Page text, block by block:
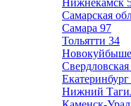
Нижнекамск
Самарская
Самара 97
Тольятти 34
Свердловская
Екатеринбург
Нижний